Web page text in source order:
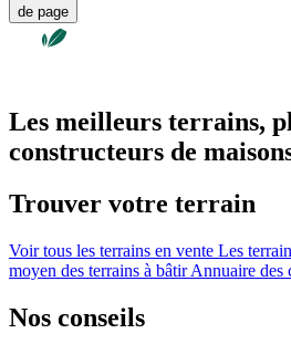
de page
Les meilleurs terrains,
constructeurs de
Trouver votre terrain
Voir tous les terrains en vente Les
moyen des terrains à bâtirAnnuaire des
Nos conseils